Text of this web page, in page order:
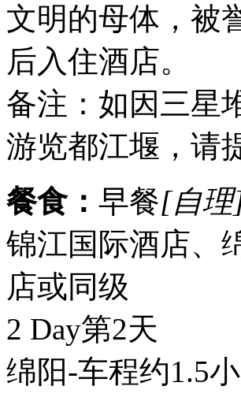
文明的母体，被
后入住酒店。
备注：如因三星
游览都江堰，请
餐食： 早餐[自
锦江国际酒店、
店或同级
2 Day第2天
绵阳-车程约1.5